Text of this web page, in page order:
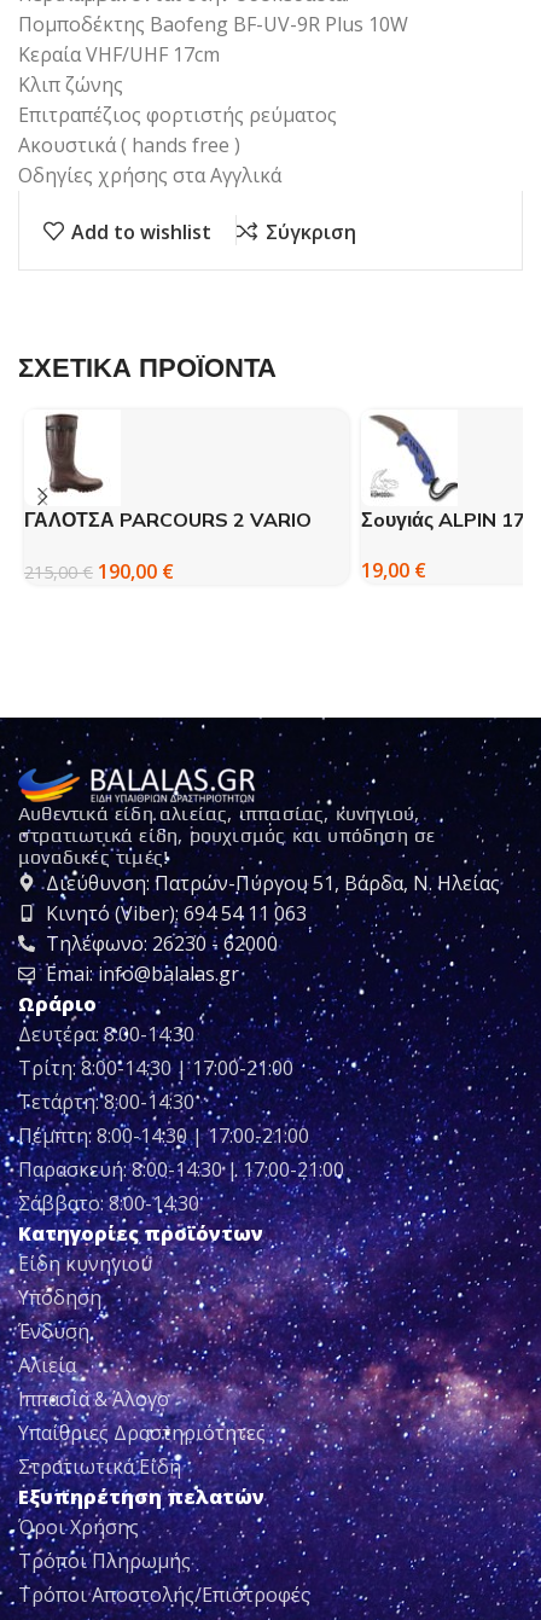
Πομποδέκτης Baofeng BF-UV-9R Plus 10W
Κεραία VHF/UHF 17cm
Κλιπ ζώνης
Επιτραπέζιος φορτιστής ρεύματος
Ακουστικά ( hands free )
Οδηγίες χρήσης στα Αγγλικά
Add to wishlist Σύγκριση
ΣΧΕΤΙΚΑ ΠΡΟΪΟΝΤΑ
ΓΑΛΟΤΣΑ PARCOURS 2 VARIO
215,00€ 190,00 €
Σoυγιάς ALPIN
19,00 €
Αυθεντικά είδη αλιείας, ιππασίας, κυνηγιού,
στρατιωτικά είδη, ρουχισμός και υπόδηση σε
μοναδικές τιμές!
Διεύθυνση: Πατρών-Πύργου 51, Βάρδα, Ν. Ηλείας
Κινητό (Viber): 694 54 11 063
Τηλέφωνο: 26230 - 62000
Emai: info@balalas.gr
Ωράριο
Δευτέρα: 8:00-14:30
Τρίτη: 8:00-14:30 | 17:00-21:00
Τετάρτη: 8:00-14:30
Πέμπτη: 8:00-14:30 | 17:00-21:00
Παρασκευή: 8:00-14:30 | 17:00-21:00
Σάββατο: 8:00-14:30
Κατηγορίες προϊόντων
Είδη κυνηγιού
Υπόδηση
Ένδυση
Αλιεία
Ιππασία & Άλογο
Υπαίθριες Δραστηριότητες
Στρατιωτικά Είδη
Εξυπηρέτηση πελατών
Όροι Χρήσης
Τρόποι Πληρωμής
Τρόποι Αποστολής/Επιστροφές